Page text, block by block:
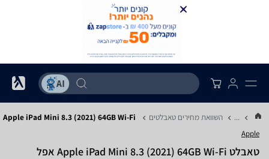
... השוואת מחירים טאבלטים Apple iPad Mini 8.3 (2021) 64GB Wi-Fi
Apple
טאבלט Apple iPad Mini 8.3 (2021) 64GB Wi-Fi אפל